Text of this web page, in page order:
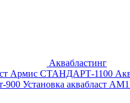
Аквабластинг
Армис СТАНДАРТ-1100
900 Установка аквабласт